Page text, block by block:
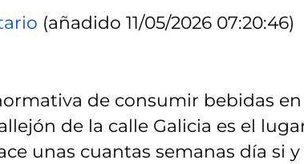
(añadido 11/05/2026 07:20:46)
de consumir bebidas
de la calle Galicia es el
unas cuantas semanas día si